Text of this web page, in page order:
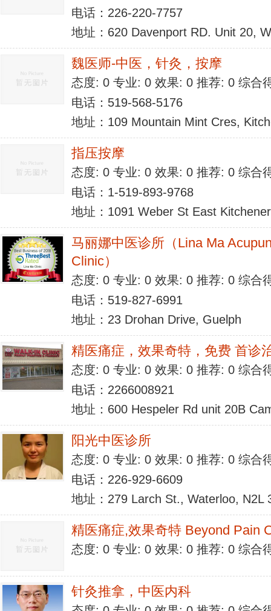
电话：226-220-7757
地址：620 Davenport RD. Unit 20,
魏医师-中医，针灸，按摩
态度: 0 专业: 0 效果: 0 推荐: 0 综合
电话：519-568-5176
地址：109 Mountain Mint Cres,
指压按摩
态度: 0 专业: 0 效果: 0 推荐: 0 综合
电话：1-519-893-9768
地址：1091 Weber St East
马丽娜中医诊所（Lina Ma
Clinic）
态度: 0 专业: 0 效果: 0 推荐: 0 综合
电话：519-827-6991
地址：23 Drohan Drive, Guelph
精医痛症，效果奇特，免费 首诊
态度: 0 专业: 0 效果: 0 推荐: 0 综合
电话：2266008921
地址：600 Hespeler Rd unit 20B
阳光中医诊所
态度: 0 专业: 0 效果: 0 推荐: 0 综合
电话：226-929-6609
地址：279 Larch St., Waterloo, N2L
精医痛症,效果奇特 Beyond Pain
态度: 0 专业: 0 效果: 0 推荐: 0 综合
针灸推拿，中医内科